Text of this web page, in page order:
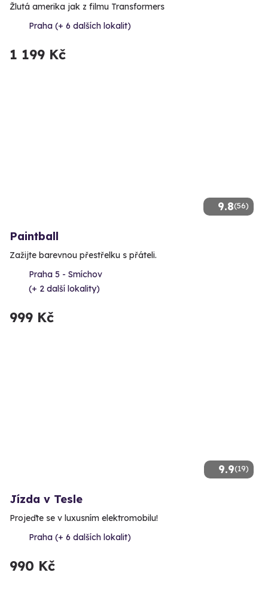
Žlutá amerika jak z filmu Transformers
Praha (+ 6 dalších lokalit)
1 199 Kč
9.8(56)
Paintball
Zažijte barevnou přestřelku s přáteli.
Praha 5 - Smíchov
(+ 2 další lokality)
999 Kč
9.9(19)
Jízda v Tesle
Projeďte se v luxusním elektromobilu!
Praha (+ 6 dalších lokalit)
990 Kč